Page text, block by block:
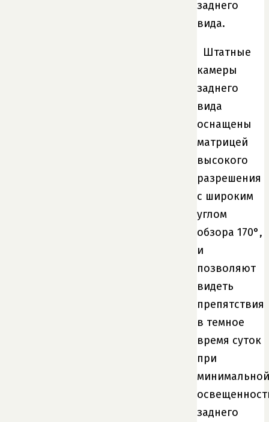
заднего
вида.
Штатные
камеры
заднего
вида
оснащены
матрицей
высокого
разрешения
с широким
углом
обзора 170°,
и
позволяют
видеть
препятствия
в темное
время суток
при
минимальной
заднего